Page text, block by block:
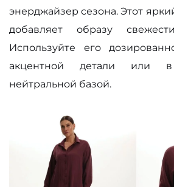
энерджайзер сезона. Этот
добавляет образу
Используйте его
акцентной детали или
нейтральной базой.